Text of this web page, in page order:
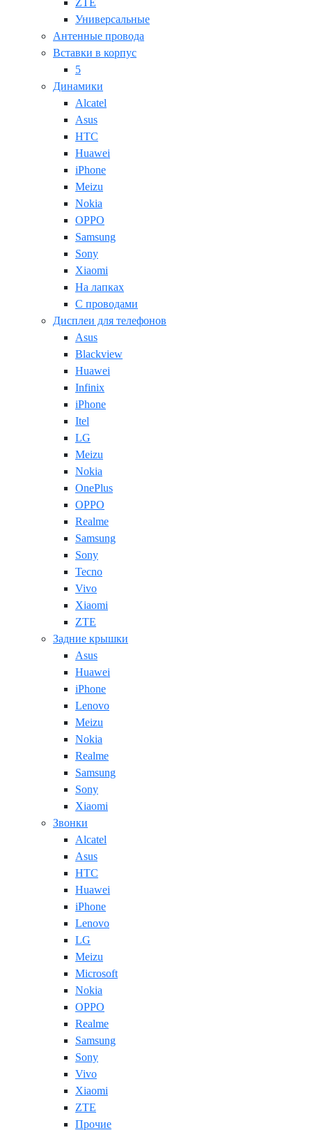
ZTE
Универсальные
Антенные провода
Вставки в корпус
5
Динамики
Alcatel
Asus
HTC
Huawei
iPhone
Meizu
Nokia
OPPO
Samsung
Sony
Xiaomi
На лапках
С проводами
Дисплеи для телефонов
Asus
Blackview
Huawei
Infinix
iPhone
Itel
LG
Meizu
Nokia
OnePlus
OPPO
Realme
Samsung
Sony
Tecno
Vivo
Xiaomi
ZTE
Задние крышки
Asus
Huawei
iPhone
Lenovo
Meizu
Nokia
Realme
Samsung
Sony
Xiaomi
Звонки
Alcatel
Asus
HTC
Huawei
iPhone
Lenovo
LG
Meizu
Microsoft
Nokia
OPPO
Realme
Samsung
Sony
Vivo
Xiaomi
ZTE
Прочие